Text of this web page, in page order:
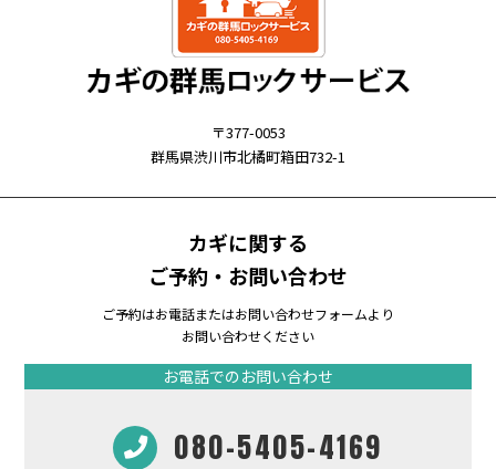
〒377-0053
群馬県渋川市北橘町箱田732-1
カギに関する
ご予約・お問い合わせ
ご予約はお電話またはお問い合わせフォームより
お問い合わせください
お電話でのお問い合わせ
080-5405-4169